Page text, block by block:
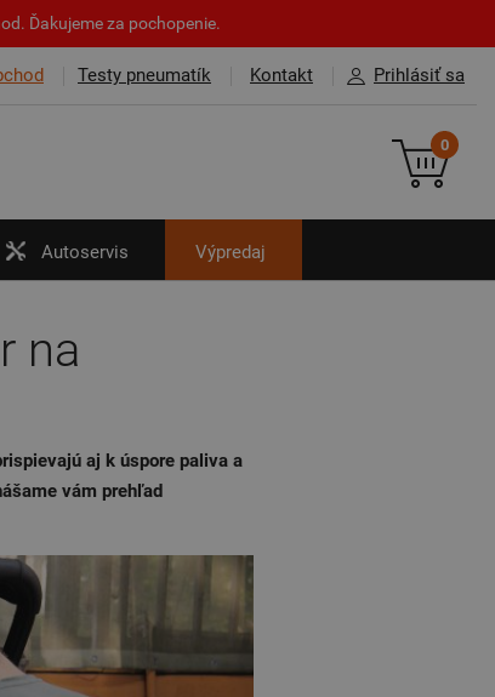
Ďakujeme za pochopenie.
Testy pneumatík Kontakt Prihlásiť sa
0
Autoservis Výpredaj
na
aj k úspore paliva a
vám prehľad